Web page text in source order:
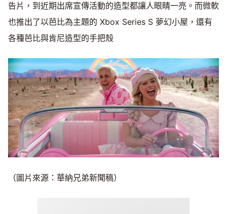
告片，到近期出席宣傳活動的造型都讓人眼睛一亮。而微軟
也推出了以芭比為主題的 Xbox Series S 夢幻小屋，還有
各種芭比與肯尼造型的手把殼
（圖片來源：華納兄弟新聞稿）